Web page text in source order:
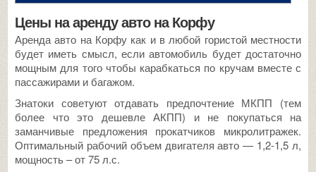
Цены на аренду авто на Корфу
Аренда авто на Корфу как и в любой гористой местности
будет иметь смысл, если автомобиль будет достаточно
мощным для того чтобы карабкаться по кручам вместе с
пассажирами и багажом.
Знатоки советуют отдавать предпочтение МКПП (тем
более что это дешевле АКПП) и не покупаться на
заманчивые предложения прокатчиков микролитражек.
Оптимальный рабочий объем двигателя авто — 1,2-1,5 л,
мощность – от 75 л.с.